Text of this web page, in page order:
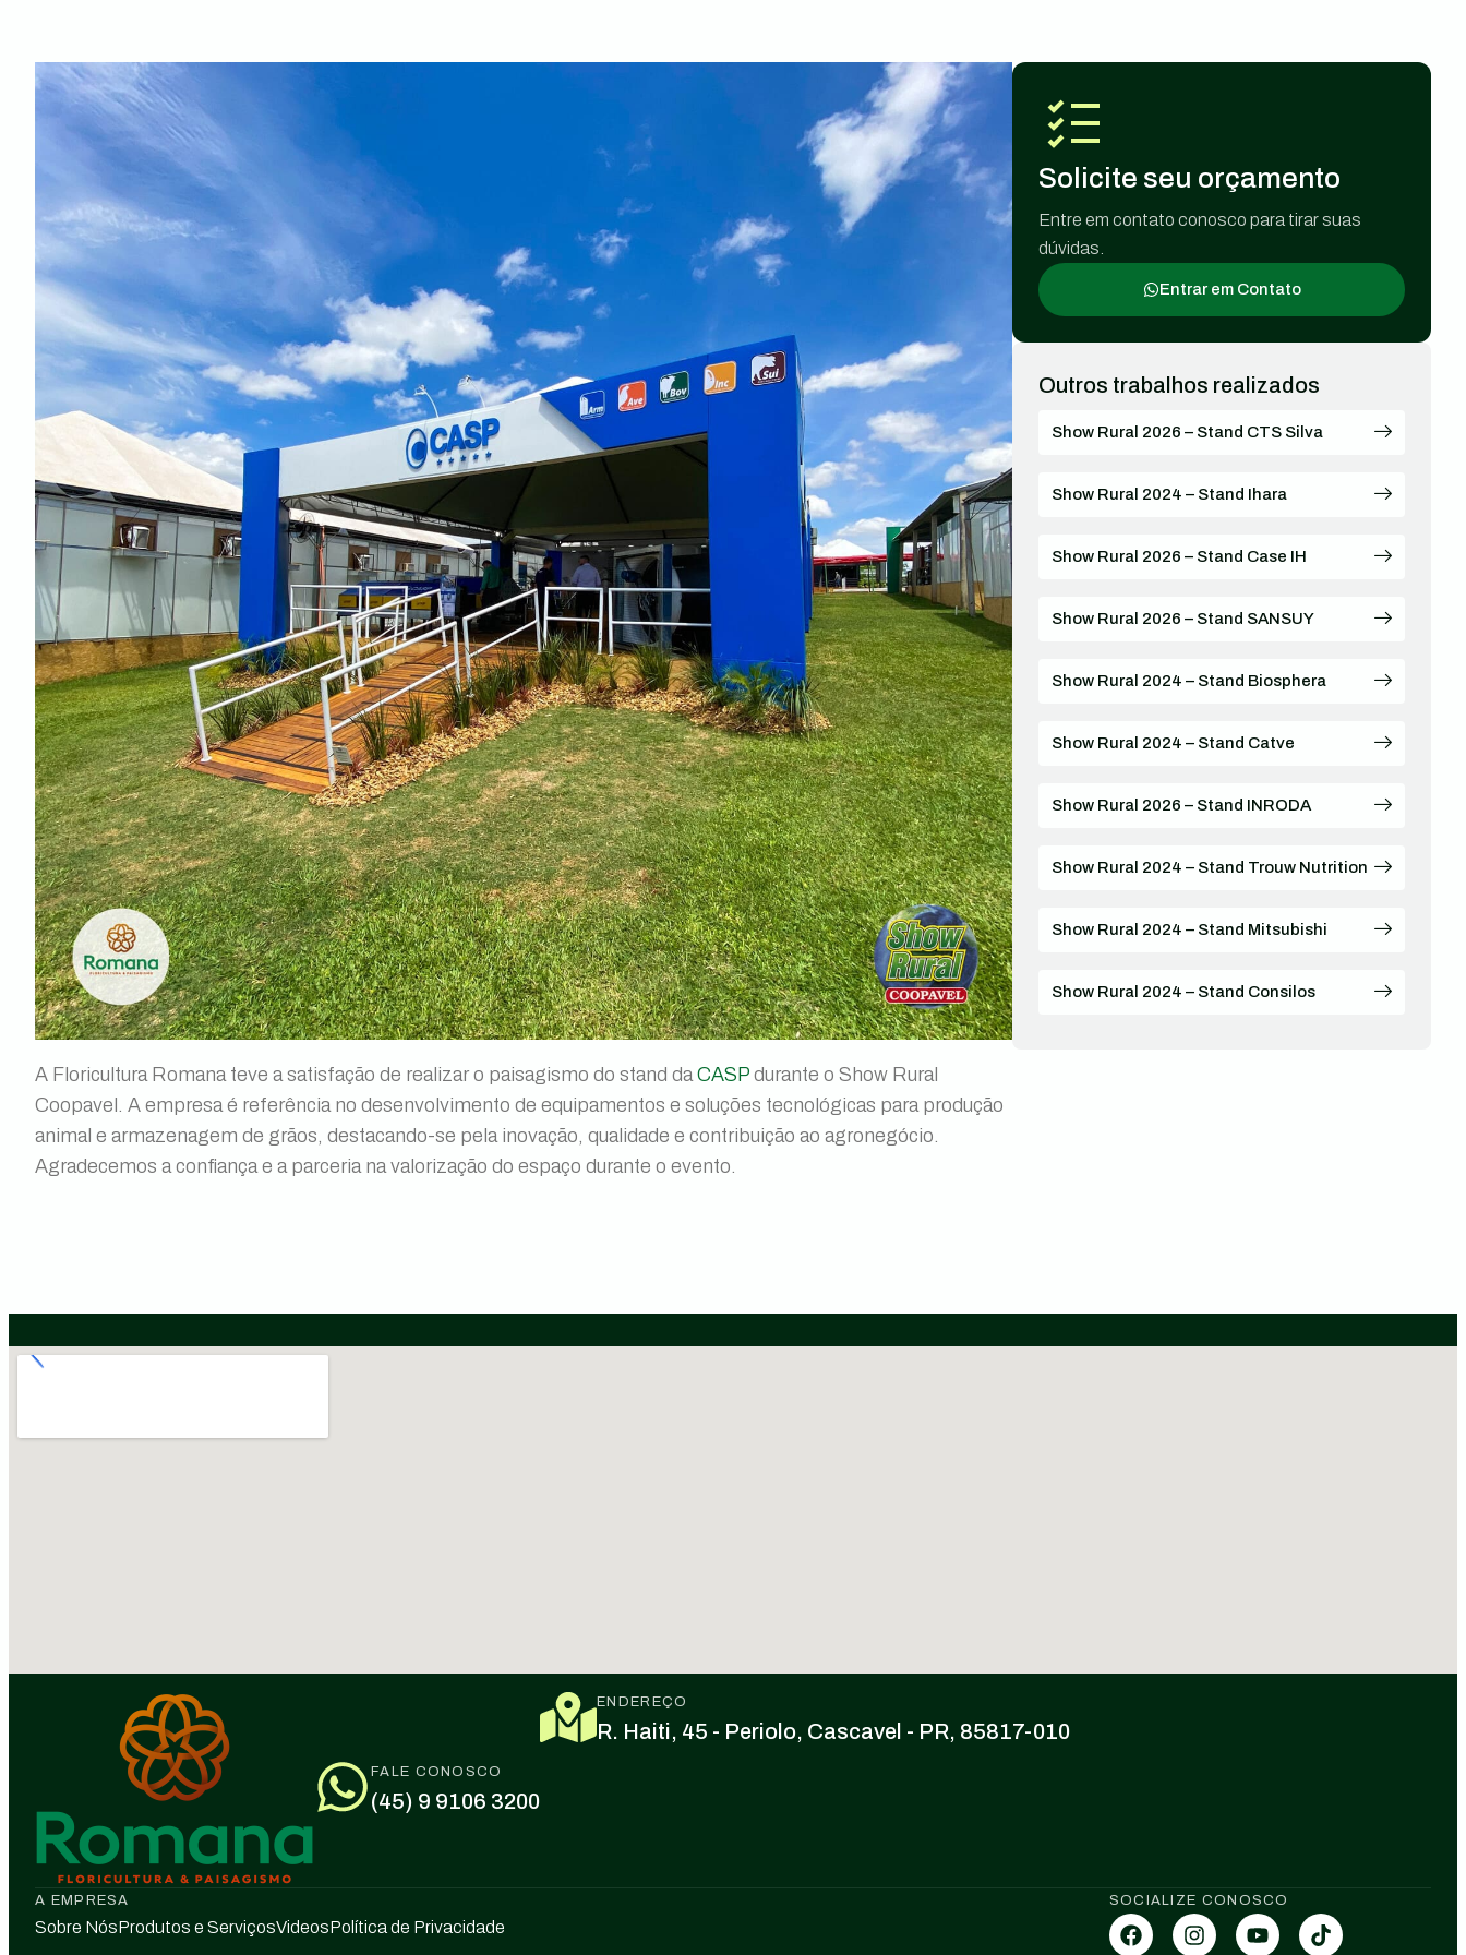
A Floricultura Romana teve a satisfação de realizar o paisagismo do stand da CASP durante o Show Rural
Coopavel. A empresa é referência no desenvolvimento de equipamentos e soluções tecnológicas para produção
animal e armazenagem de grãos, destacando-se pela inovação, qualidade e contribuição ao agronegócio.
Agradecemos a confiança e a parceria na valorização do espaço durante o evento.
Solicite seu orçamento
Entre em contato conosco para tirar suas
dúvidas.
Entrar em Contato
Outros trabalhos realizados
Show Rural 2026 – Stand CTS Silva
Show Rural 2024 – Stand Ihara
Show Rural 2026 – Stand Case IH
Show Rural 2026 – Stand SANSUY
Show Rural 2024 – Stand Biosphera
Show Rural 2024 – Stand Catve
Show Rural 2026 – Stand INRODA
Show Rural 2024 – Stand Trouw Nutrition
Show Rural 2024 – Stand Mitsubishi
Show Rural 2024 – Stand Consilos
FALE CONOSCO
(45) 9 9106 3200
ENDEREÇO
R. Haiti, 45 - Periolo, Cascavel - PR, 85817-010
A EMPRESA
Sobre NósProdutos e ServiçosVideosPolítica de Privacidade
SOCIALIZE CONOSCO